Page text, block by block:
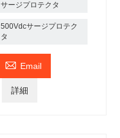
サージプロテクタ
500Vdcサージプロテク
タ
 Email
詳細